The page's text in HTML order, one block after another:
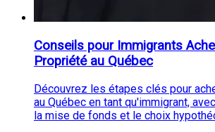
Conseils pour Immigrants
Propriété au Québec
Découvrez les étapes clés pour
au Québec en tant qu'immigrant,
la mise de fonds et le choix